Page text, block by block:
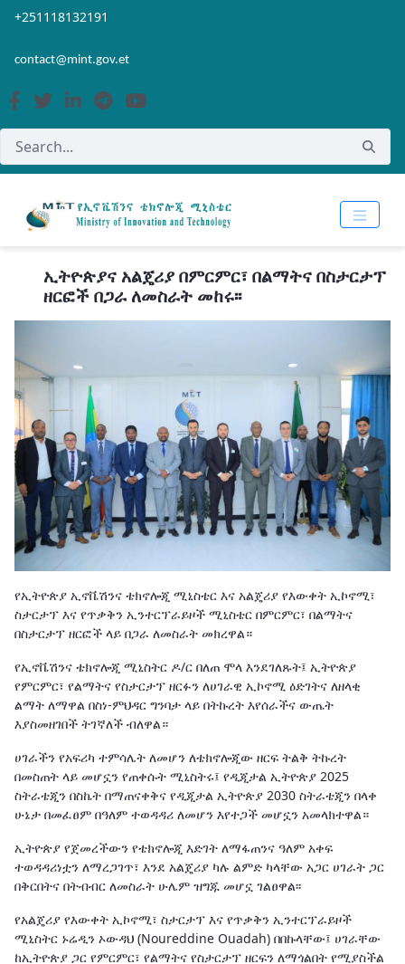
Skip to Main Content
Open Accessibility Menu
+251118132191
contact@mint.gov.et
ኢትዮጵያና አልጄሪያ በምርምር፣ በልማትና በስታርታፕ
ዘርፎች በጋራ ለመስራት መከሩ፡፡
የኢትዮጵያ ኢኖቬሽንና ቴክኖሎጂ ሚኒስቴር እና አልጄሪያ የእውቀት ኢኮኖሚ፣
ስታርታፕ እና የጥቃቅን ኢንተርፕራይዞች ሚኒስቴር በምርምር፣ በልማትና
በስታርታፕ ዘርፎች ላይ በጋራ ለመስራት መክረዋል።
የኢኖቬሽንና ቴክኖሎጂ ሚኒስትር ዶ/ር በለጠ ሞላ እንደገለጹት፤ ኢትዮጵያ
የምርምር፣ የልማትና የስታርታፕ ዘርፉን ለሀገራዊ ኢኮኖሚ ዕድገትና ለዘላቂ
ልማት ለማዋል በስነ-ምህዳር ግንባታ ላይ በትኩረት እየሰራችና ውጤት
እያስመዘገበች ትገኛለች ብለዋል።
ሀገራችን የአፍሪካ ተምሳሌት ለመሆን ለቴክኖሎጂው ዘርፍ ትልቅ ትኩረት
በመስጠት ላይ መሆኗን የጠቀሱት ሚኒስትሩ፤ የዲጂታል ኢትዮጵያ 2025
ስትራቴጂን በስኬት በማጠናቀቅና የዲጂታል ኢትዮጵያ 2030 ስትራቴጂን በላቀ
ሁኔታ በመፈፀም በዓለም ተወዳዳሪ ለመሆን እየተጋች መሆኗን አመላክተዋል።
ኢትዮጵያ የጀመረችውን የቴክኖሎጂ እድገት ለማፋጠንና ዓለም አቀፍ
ተወዳዳሪነቷን ለማረጋገጥ፣ እንደ አልጄሪያ ካሉ ልምድ ካላቸው አጋር ሀገራት ጋር
በቅርበትና በትብብር ለመስራት ሁሌም ዝግጁ መሆኗ ገልፀዋል፡፡
የአልጄሪያ የእውቀት ኢኮኖሚ፣ ስታርታፕ እና የጥቃቅን ኢንተርፕራይዞች
ሚኒስትር ኑሬዲን ኦውዳህ (Noureddine Ouadah) በበኩላቸው፤ ሀገራቸው
ከኢትዮጵያ ጋር የምርምር፣ የልማትና የስታርታፕ ዘርፍን ለማጎልበት የሚያስችል